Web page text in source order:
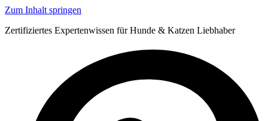
Zum Inhalt springen
Zertifiziertes Expertenwissen für Hunde & Katzen Liebhaber